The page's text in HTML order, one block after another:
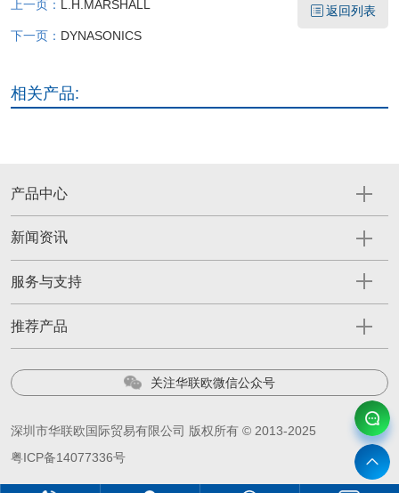
上一页： L.H.MARSHALL
下一页： DYNASONICS
返回列表
相关产品:
产品中心
新闻资讯
服务与支持
推荐产品
关注华联欧微信公众号
深圳市华联欧国际贸易有限公司 版权所有 © 2013-2025
粤ICP备14077336号